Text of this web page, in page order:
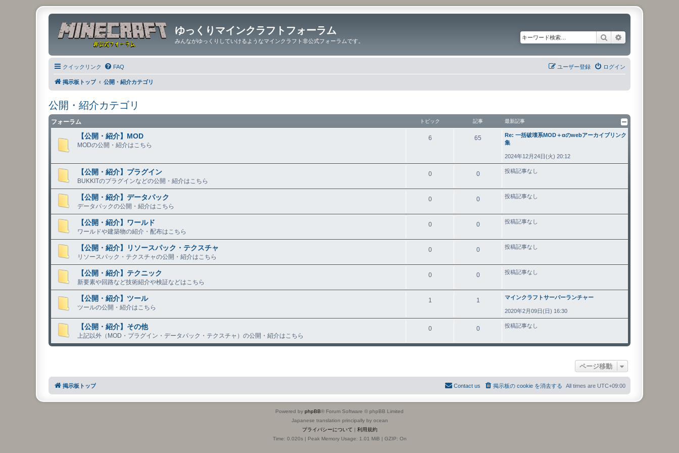
ゆっくりマインクラフトフォーラム
みんながゆっくりしていけるようなマインクラフト非公式フォーラムです。 検索
クイックリンク FAQ ログイン
ユーザー登録
掲示板トップ 公開・紹介カテゴリ
公開・紹介カテゴリ
フォーラム トピック 記事 最新記事
【公開・紹介】MOD
MODの公開・紹介はこちら
6 65
Re: 一括破壊系MOD＋αのwebアーカイブリンク
集
2024年12月24日(火) 20:12
【公開・紹介】プラグイン
BUKKITのプラグインなどの公開・紹介はこちら
0 0 投稿記事なし
【公開・紹介】データパック
データパックの公開・紹介はこちら
0 0 投稿記事なし
【公開・紹介】ワールド
ワールドや建築物の紹介・配布はこちら
0 0 投稿記事なし
【公開・紹介】リソースパック・テクスチャ
リソースパック・テクスチャの公開・紹介はこちら
0 0 投稿記事なし
【公開・紹介】テクニック
新要素や回路など技術紹介や検証などはこちら
0 0 投稿記事なし
【公開・紹介】ツール
ツールの公開・紹介はこちら
1 1 マインクラフトサーバーランチャー
2020年2月09日(日) 16:30
【公開・紹介】その他
上記以外（MOD・プラグイン・データパック・テクスチャ）の公開・紹介はこちら
0 0 投稿記事なし
ページ移動
掲示板トップ All times are UTC+09:00
掲示板の cookie を消去する
Contact us
Powered by phpBB® Forum Software © phpBB Limited
Japanese translation principally by ocean
プライバシーについて | 利用規約
Time: 0.020s| Peak Memory Usage: 1.01 MiB | GZIP: On